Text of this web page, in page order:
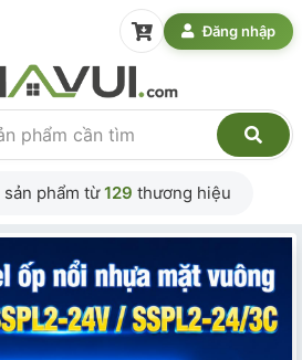
Đăng nhập
sản phẩm từ129 thương hiệu